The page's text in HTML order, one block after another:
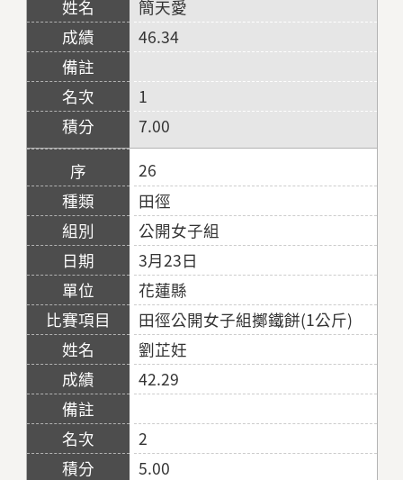
簡天愛
46.34
1
7.00
26
田徑
公開女子組
3月23日
花蓮縣
田徑公開女子組擲鐵餅(1公斤)
劉芷妊
42.29
2
5.00